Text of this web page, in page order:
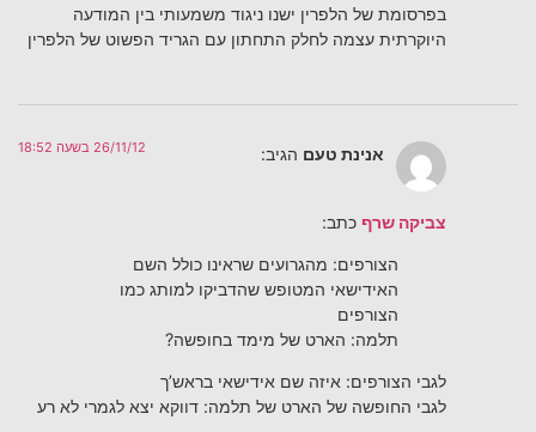
בפרסומת של הלפרין ישנו ניגוד משמעותי בין המודעה
היוקרתית עצמה לחלק התחתון עם הגריד הפשוט של הלפרין
אנינת טעם הגיב: 26/11/12 בשעה 18:52
צביקה שרף כתב:
הצורפים: מהגרועים שראינו כולל השם
האידישאי המטופש שהדביקו למותג כמו
הצורפים
תלמה: הארט של מימד בחופשה?
לגבי הצורפים: איזה שם אידישאי בראש’ך
לגבי החופשה של הארט של תלמה: דווקא יצא לגמרי לא רע